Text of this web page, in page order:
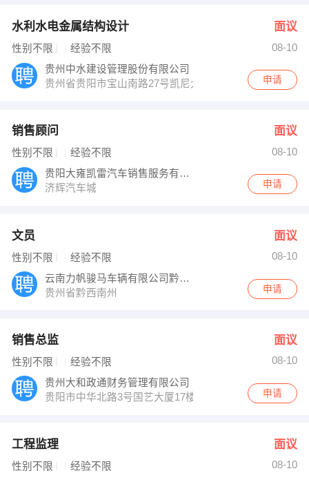
水利水电金属结构设计 面议
性别不限 经验不限
08-10
贵州中水建设管理股份有限公司
贵州省贵阳市宝山南路27号凯尼大厦12楼
申请
销售顾问 面议
性别不限 经验不限
08-10
贵阳大雍凯雷汽车销售服务有限公司
济辉汽车城
申请
文员 面议
性别不限 经验不限
08-10
云南力帆骏马车辆有限公司黔西南分公司
贵州省黔西南州
申请
销售总监 面议
性别不限 经验不限
08-10
贵州大和政通财务管理有限公司
贵阳市中华北路3号国艺大厦17楼中厅
申请
工程监理 面议
性别不限 经验不限
08-10